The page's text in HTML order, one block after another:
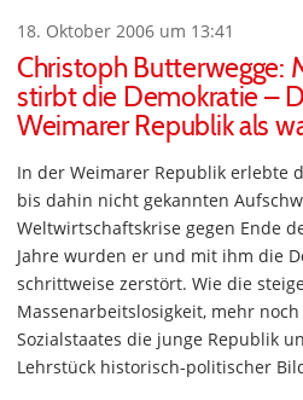
18. Oktober 2006 um 13:41
Christoph Butterwegge:
stirbt die Demokratie –
Weimarer Republik als
In der Weimarer Republik erlebte
bis dahin nicht gekannten
Weltwirtschaftskrise gegen Ende
Jahre wurden er und mit ihm die
schrittweise zerstört. Wie die
Massenarbeitslosigkeit, mehr
Sozialstaates die junge Republik
Lehrstück historisch-politischer